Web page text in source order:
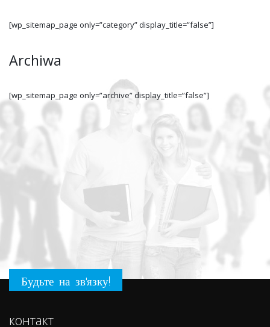
[wp_sitemap_page only=”category” display_title=”false”]
Archiwa
[wp_sitemap_page only=”archive” display_title=”false”]
Будьте на зв'язку!
контакт